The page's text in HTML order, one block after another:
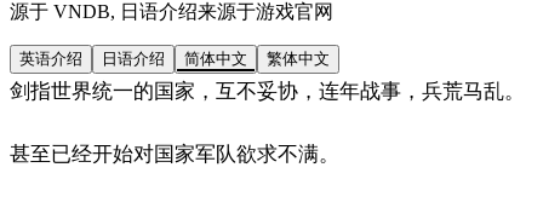
源于 VNDB, 日语介绍来源于游戏官网
英语介绍 日语介绍 简体中文 繁体中文
剑指世界统一的国家，互不妥协，连年战事，兵荒马乱。
甚至已经开始对国家军队欲求不满。